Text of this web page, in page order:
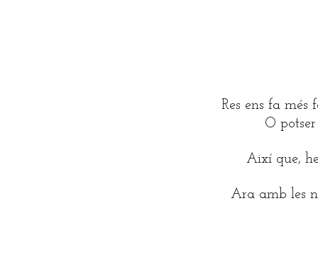
Res ens fa
O
Així que,
Ara amb les